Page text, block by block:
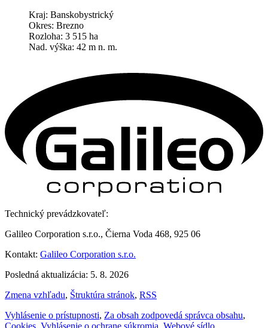
Kraj: Banskobystrický
Okres: Brezno
Rozloha: 3 515 ha
Nad. výška: 42 m n. m.
Technický prevádzkovateľ:
Galileo Corporation s.r.o., Čierna Voda 468, 925 06
Kontakt: Galileo Corporation s.r.o.
Posledná aktualizácia: 5. 8. 2026
Zmena vzhľadu, Štruktúra stránok, RSS
Vyhlásenie o prístupnosti, Za obsah zodpovedá správca obsahu,